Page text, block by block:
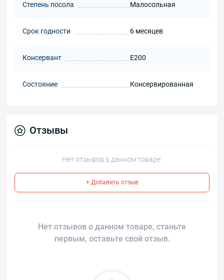
Степень посола Малосольная
Срок годности 6 месяцев
Консервант Е200
Состояние Консервированная
Отзывы
Нет отзывов о данном товаре.
+ Добавить отзыв
Нет отзывов о данном товаре, станьте
первым, оставьте свой отзыв.